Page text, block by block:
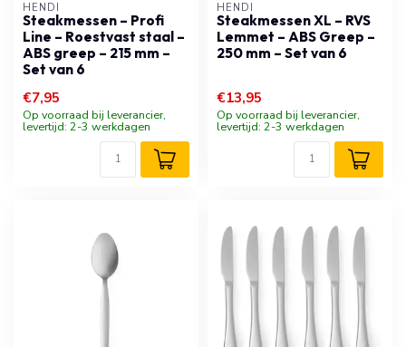
HENDI
Steakmessen – Profi
Line – Roestvast staal –
ABS greep – 215 mm –
Set van 6
€7,95
Op voorraad bij leverancier,
levertijd: 2-3 werkdagen
HENDI
Steakmessen XL – RVS
Lemmet – ABS Greep –
250 mm – Set van 6
€13,95
Op voorraad bij leverancier,
levertijd: 2-3 werkdagen